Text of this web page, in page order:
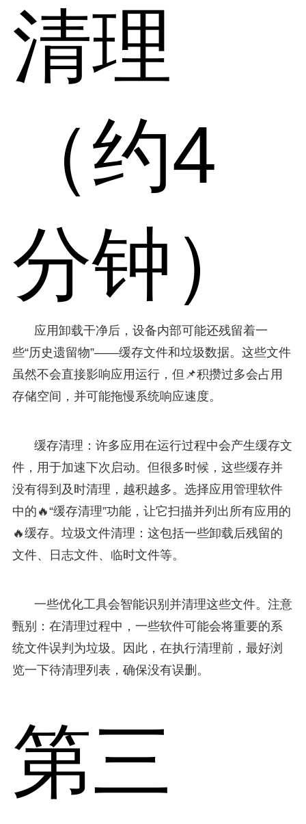
清理
（约4
分钟）
应用卸载干净后，设备内部可能还残留着一
些“历史遗留物”——缓存文件和垃圾数据。这些文件
虽然不会直接影响应用运行，但📌积攒过多会占用
存储空间，并可能拖慢系统响应速度。
缓存清理：许多应用在运行过程中会产生缓存文
件，用于加速下次启动。但很多时候，这些缓存并
没有得到及时清理，越积越多。选择应用管理软件
中的🔥“缓存清理”功能，让它扫描并列出所有应用的
🔥缓存。垃圾文件清理：这包括一些卸载后残留的
文件、日志文件、临时文件等。
一些优化工具会智能识别并清理这些文件。注意
甄别：在清理过程中，一些软件可能会将重要的系
统文件误判为垃圾。因此，在执行清理前，最好浏
览一下待清理列表，确保没有误删。
第三